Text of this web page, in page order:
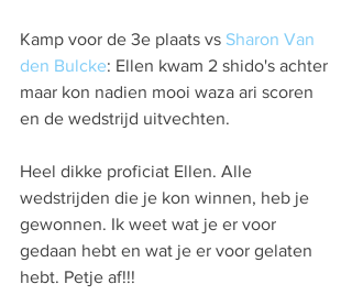
Kamp voor de 3e plaats vs Sharon Van
den Bulcke: Ellen kwam 2 shido's achter
maar kon nadien mooi waza ari scoren
en de wedstrijd uitvechten.
Heel dikke proficiat Ellen. Alle
wedstrijden die je kon winnen, heb je
gewonnen. Ik weet wat je er voor
gedaan hebt en wat je er voor gelaten
hebt. Petje af!!!